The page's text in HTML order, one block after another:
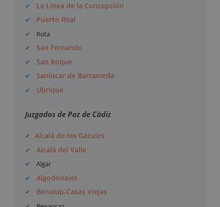
La Línea de la Concepción
Puerto Real
Rota
San Fernando
San Roque
Sanlúcar de Barrameda
Ubrique
Juzgados de Paz de Cádiz
Alcalá de los Gazules
Alcalá del Valle
Algar
Algodonales
Benalup-Casas Viejas